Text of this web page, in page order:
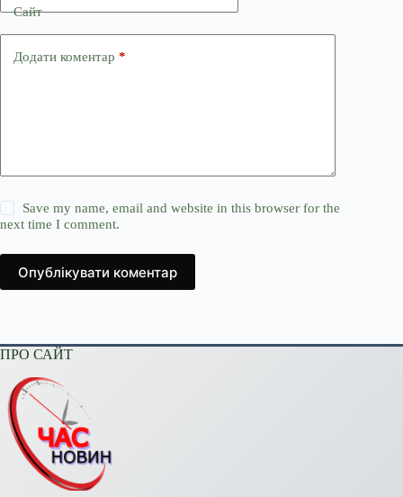
Сайт
Додати коментар *
Save my name, email and website in this browser for the
next time I comment.
Опублікувати коментар
ПРО САЙТ